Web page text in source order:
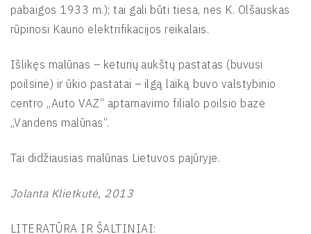
pabaigos 1933 m.); tai gali būti tiesa, nes K. Olšauskas
rūpinosi Kauno elektrifikacijos reikalais.
Išlikęs malūnas – keturių aukštų pastatas (buvusi
poilsinė) ir ūkio pastatai – ilgą laiką buvo valstybinio
centro „Auto VAZ“ aptarnavimo filialo poilsio bazė
„Vandens malūnas“.
Tai didžiausias malūnas Lietuvos pajūryje.
Jolanta Klietkutė, 2013
LITERATŪRA IR ŠALTINIAI: